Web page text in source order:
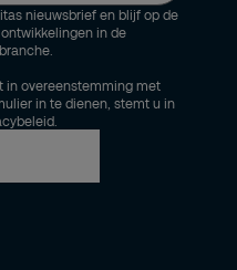
nieuwsbrief en blijf op de
in de
in overeenstemming met
in te dienen, stemt u in